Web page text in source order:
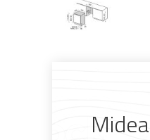
Midea